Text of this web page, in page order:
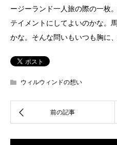
ージーランド一人旅の際の一枚
テイメントにしてよいのかな。
かな。そんな問いもいつも胸に
ウィルウィンドの想い